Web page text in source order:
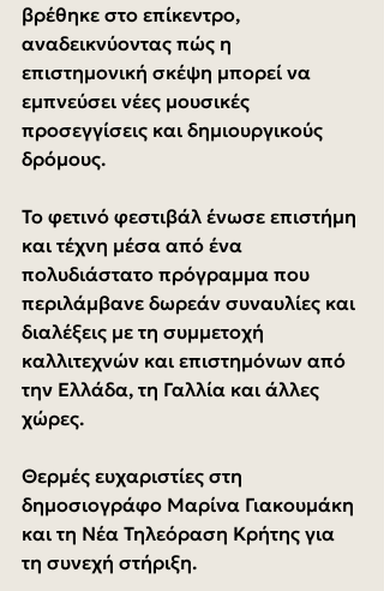
βρέθηκε στο επίκεντρο,
αναδεικνύοντας πώς η
επιστημονική σκέψη μπορεί να
εμπνεύσει νέες μουσικές
προσεγγίσεις και δημιουργικούς
δρόμους.
Το φετινό φεστιβάλ ένωσε επιστήμη
και τέχνη μέσα από ένα
πολυδιάστατο πρόγραμμα που
περιλάμβανε δωρεάν συναυλίες και
διαλέξεις με τη συμμετοχή
καλλιτεχνών και επιστημόνων από
την Ελλάδα, τη Γαλλία και άλλες
χώρες.
Θερμές ευχαριστίες στη
δημοσιογράφο Μαρίνα Γιακουμάκη
και τη Νέα Τηλεόραση Κρήτης για
τη συνεχή στήριξη.